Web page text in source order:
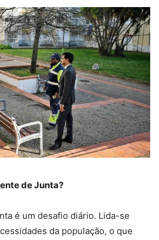
de Junta?
é um desafio diário. Lida-se
da população, o que